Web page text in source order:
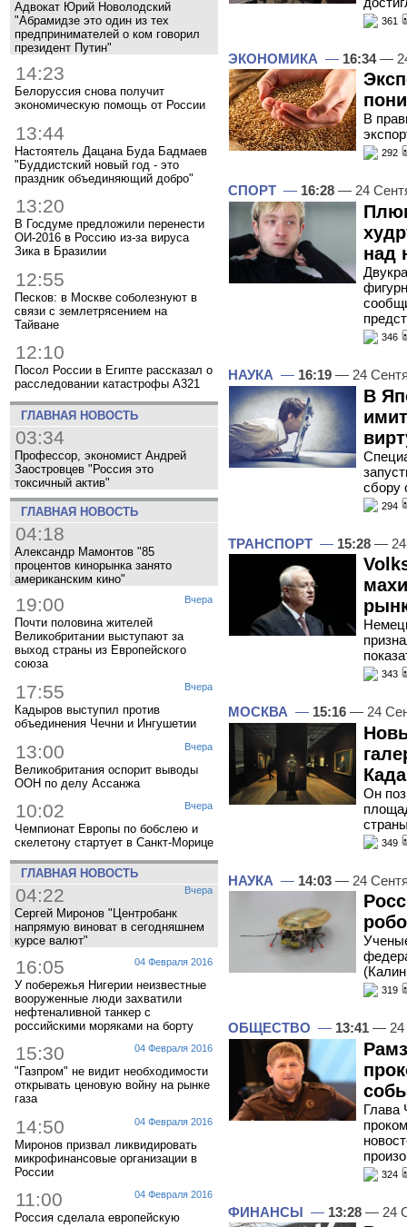
Адвокат Юрий Новолодский
"Абрамидзе это один из тех
предпринимателей о ком говорил
президент Путин"
14:23
Белоруссия снова получит
экономическую помощь от России
13:44
Настоятель Дацана Буда Бадмаев
"Буддистский новый год - это
праздник объединяющий добро"
13:20
В Госдуме предложили перенести
ОИ-2016 в Россию из-за вируса
Зика в Бразилии
12:55
Песков: в Москве соболезнуют в
связи с землетрясением на
Тайване
12:10
Посол России в Египте рассказал о
расследовании катастрофы A321
ГЛАВНАЯ НОВОСТЬ
03:34
Профессор, экономист Андрей
Заостровцев "Россия это
токсичный актив"
ГЛАВНАЯ НОВОСТЬ
04:18
Александр Мамонтов "85
процентов кинорынка занято
американским кино"
Вчера
19:00
Почти половина жителей
Великобритании выступают за
выход страны из Европейского
союза
Вчера
17:55
Кадыров выступил против
объединения Чечни и Ингушетии
Вчера
13:00
Великобритания оспорит выводы
ООН по делу Ассанжа
Вчера
10:02
Чемпионат Европы по бобслею и
скелетону стартует в Санкт-Морице
ГЛАВНАЯ НОВОСТЬ
Вчера
04:22
Сергей Миронов "Центробанк
напрямую виноват в сегодняшнем
курсе валют"
04 Февраля 2016
16:05
У побережья Нигерии неизвестные
вооруженные люди захватили
нефтеналивной танкер с
российскими моряками на борту
04 Февраля 2016
15:30
"Газпром" не видит необходимости
открывать ценовую войну на рынке
газа
04 Февраля 2016
14:50
Миронов призвал ликвидировать
микрофинансовые организации в
России
04 Февраля 2016
11:00
Россия сделала европейскую
361
ЭКОНОМИКА — 16:34—
В
292
СПОРТ — 16:28 — 24
над
346
НАУКА — 16:19 — 24
В
сбору
294
ТРАНСПОРТ — 15:28 — 24
343
МОСКВА — 15:16 — 24
Он
349
НАУКА — 14:03 — 24
319
ОБЩЕСТВО — 13:41 — 24
Глава
324
ФИНАНСЫ — 13:28 — 24